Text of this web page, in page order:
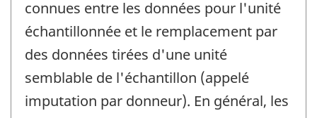
connues entre les données pour l'unité
échantillonnée et le remplacement par
des données tirées d'une unité
semblable de l'échantillon (appelé
imputation par donneur). En général, les